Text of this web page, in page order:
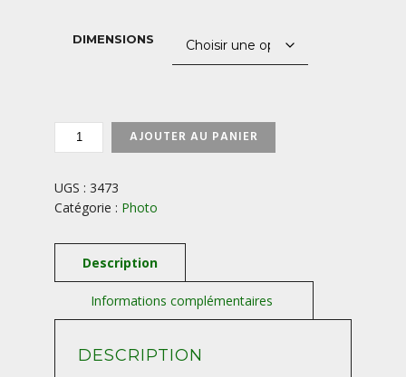
DIMENSIONS
QUANTITÉ
CANADA
AJOUTER AU PANIER
UGS : 3473
Catégorie : Photo
DESCRIPTION